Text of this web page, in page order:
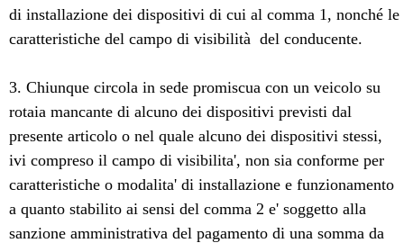
di installazione dei dispositivi di cui al comma 1, nonché le
caratteristiche del campo di visibilità del conducente.
3. Chiunque circola in sede promiscua con un veicolo su
rotaia mancante di alcuno dei dispositivi previsti dal
presente articolo o nel quale alcuno dei dispositivi stessi,
ivi compreso il campo di visibilita', non sia conforme per
caratteristiche o modalita' di installazione e funzionamento
a quanto stabilito ai sensi del comma 2 e' soggetto alla
sanzione amministrativa del pagamento di una somma da 